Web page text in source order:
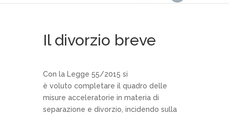
Il divorzio breve
Con la Legge 55/2015 si
è voluto completare il quadro delle
misure acceleratorie in materia di
separazione e divorzio, incidendo sulla